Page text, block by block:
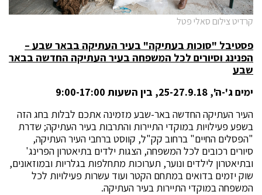
קרדיט צילום סאלי פטל
פסטיבל "סוכות בעתיקה" בעיר העתיקה בבאר שבע –
הפנינג וסיורים לכל המשפחה בעיר העתיקה החדשה בבאר
שבע
ימים ג'-ה', 25-27.9.18, בין השעות 9:00-17:00
העיר העתיקה החדשה באר-שבע מזמינה אתכם לבלות בחג הזה
בשפע פעילויות במוקדי התיירות והתרבות בעיר העתיקה; שדרת
"הפסלים החיים" ברחוב קק"ל, קווסט ברחבי העיר העתיקה,
סיורים רכובים לכל המשפחה, הצגות ילדים בתיאטרון הפרינג'
ובתיאטרון לילדים ונוער, תערוכות מתחלפות בגלריות ובמוזאונים,
שוק יזמים בדואים במתחם הקטר ועוד עשרות פעילויות לכל
המשפחה במוקדי התיירות בעיר העתיקה.